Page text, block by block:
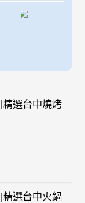
精選台中燒烤
精選台中火鍋